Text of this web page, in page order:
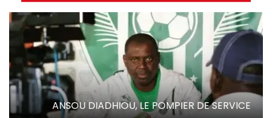
ANSOU DIADHIOU, LE POMPIER DE SERVICE